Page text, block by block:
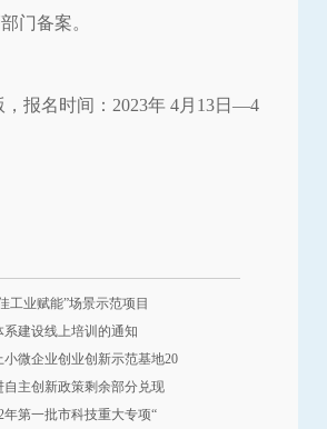
门备案。
报名时间：2023年 4月13日—4
工业赋能”场景示范项目
建设线上培训的通知
微企业创业创新示范基地20
自主创新政策剩余部分兑现
第一批市科技重大专项“